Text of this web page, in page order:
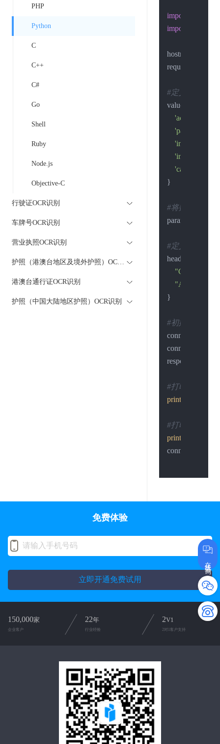
PHP
Python
C
C++
C#
Go
Shell
Ruby
Node.js
Objective-C
行驶证OCR识别
车牌号OCR识别
营业执照OCR识别
护照（港澳台地区及境外护照）OCR识别
港澳台通行证OCR识别
护照（中国大陆地区护照）OCR识别
import
import
hostname =
request_uri =
#定义请求的数
values = {
'account'
'password'
'img_file'
'img_url'
'cardSide'
}
#将数据进行编
params =
#定义请求的头
headers = {
"Content-
"Accept"
}
#初始化一个
conn =
conn.request(
response =
#打印状态
print
#打印结果
print
conn.close()
在线咨询
免费体验
立即开通免费试用
150,000家
企业客户
22年
行业经验
2V1
2对1客户支持